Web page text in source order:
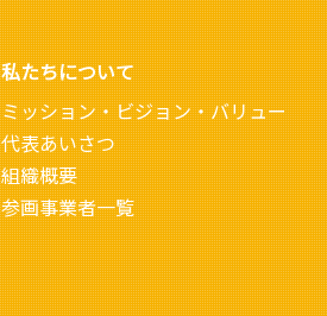
私たちについて
ミッション・ビジョン・バリュー
代表あいさつ
組織概要
参画事業者一覧